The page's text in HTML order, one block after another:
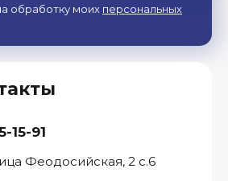
15-91
Феодосийская, 2 с.6
обработку моих персональных